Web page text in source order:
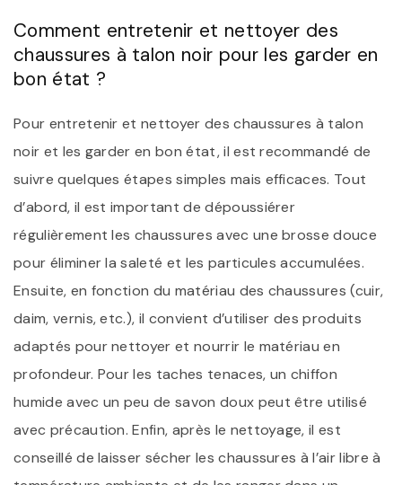
Comment entretenir et nettoyer des
chaussures à talon noir pour les garder en
bon état ?
Pour entretenir et nettoyer des chaussures à talon
noir et les garder en bon état, il est recommandé de
suivre quelques étapes simples mais efficaces. Tout
d’abord, il est important de dépoussiérer
régulièrement les chaussures avec une brosse douce
pour éliminer la saleté et les particules accumulées.
Ensuite, en fonction du matériau des chaussures (cuir,
daim, vernis, etc.), il convient d’utiliser des produits
adaptés pour nettoyer et nourrir le matériau en
profondeur. Pour les taches tenaces, un chiffon
humide avec un peu de savon doux peut être utilisé
avec précaution. Enfin, après le nettoyage, il est
conseillé de laisser sécher les chaussures à l’air libre à